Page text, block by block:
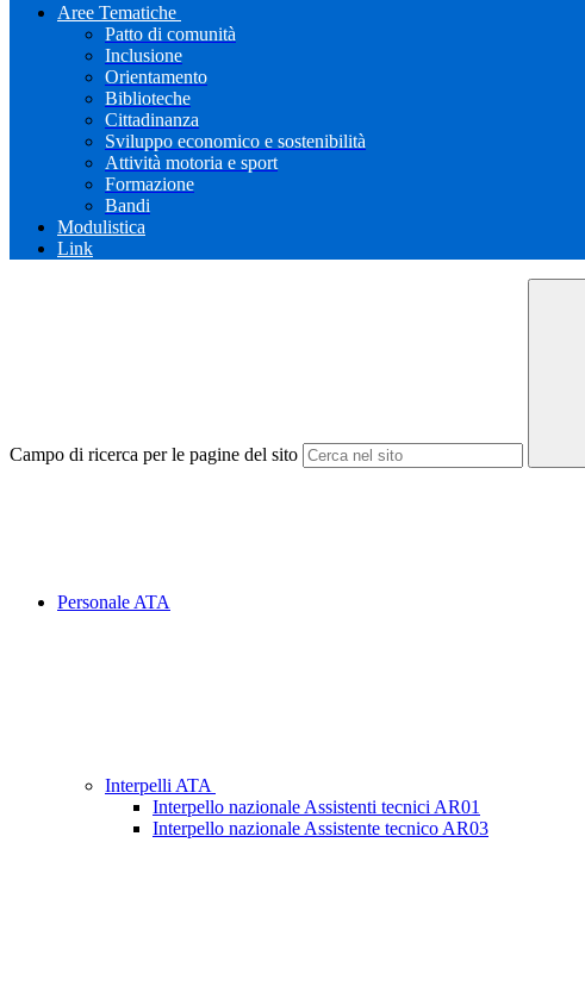
Aree Tematiche
Patto di comunità
Inclusione
Orientamento
Biblioteche
Cittadinanza
Sviluppo economico e sostenibilità
Attività motoria e sport
Formazione
Bandi
Modulistica
Link
Campo di ricerca per le pagine del sito
Personale ATA
Interpelli ATA
Interpello nazionale Assistenti tecnici AR01
Interpello nazionale Assistente tecnico AR03